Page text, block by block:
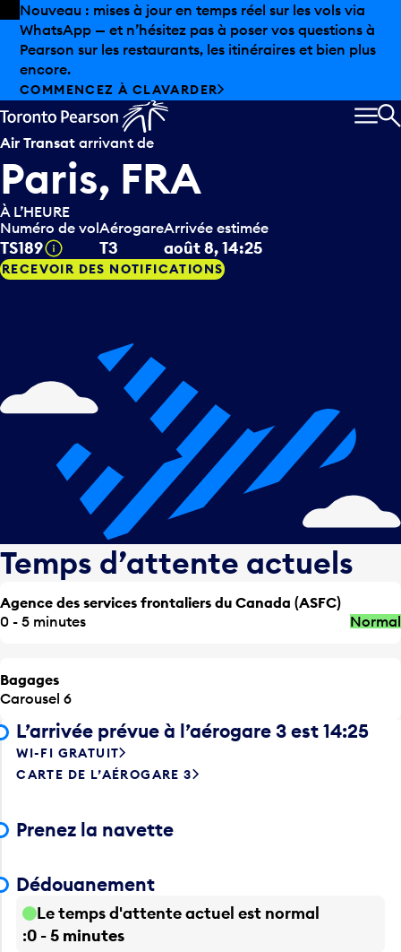
Skip to offers
Passer au contenu principal
Nouveau : mises à jour en temps réel sur les vols via
WhatsApp — et n’hésitez pas à poser vos questions à
Pearson sur les restaurants, les itinéraires et bien plus
encore.
COMMENCEZ À CLAVARDER
Air Transat arrivant de
Paris, FRA
À L’HEURE
Numéro de vol
TS189 Infobulle
Aérogare
T3
Arrivée estimée
août 8, 14:25
RECEVOIR DES NOTIFICATIONS
Temps d’attente actuels
Agence des services frontaliers du Canada (ASFC)
0 - 5 minutes
Normal
Bagages
Carousel 6
L’arrivée prévue à l’aérogare 3 est 14:25
WI-FI GRATUIT
CARTE DE L’AÉROGARE 3
Prenez la navette
Dédouanement
Le temps d'attente actuel est normal
0 - 5 minutes